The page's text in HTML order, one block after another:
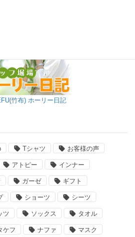
竹布) ホーリー日記
Tシャツ お客様の声
アトピー インナー
ガーゼ ギフト
ショーツ シーツ
ツ ソックス タオル
ケフ ナファ マスク